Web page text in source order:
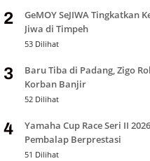
2
GeMOY SeJIWA Tingkatkan
Jiwa di Timpeh
53 Dilihat
3
Baru Tiba di Padang, Zigo
Korban Banjir
52 Dilihat
4
Yamaha Cup Race Seri II
Pembalap Berprestasi
51 Dilihat